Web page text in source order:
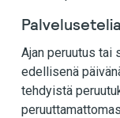
Ajan peruutus tai
edellisenä
tehdyistä